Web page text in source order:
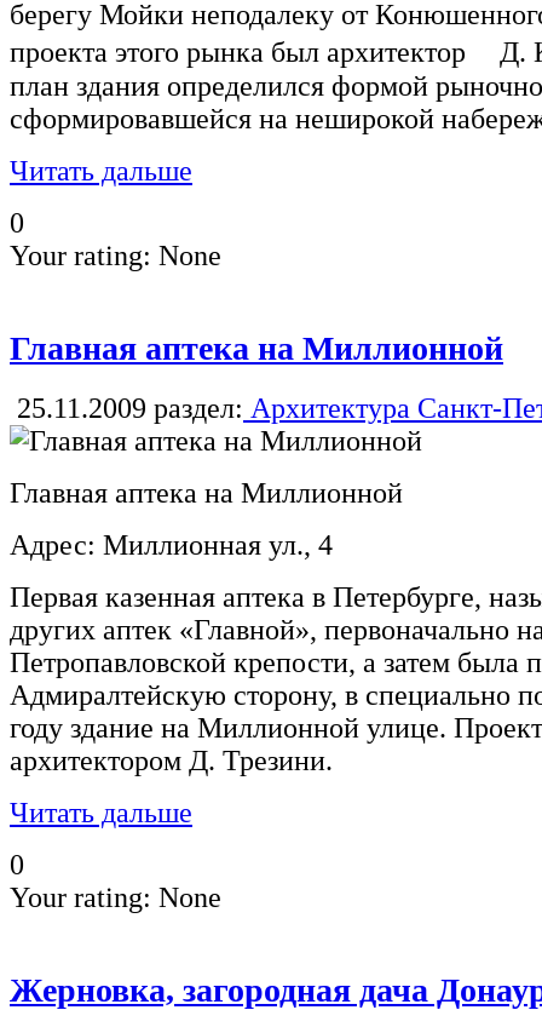
берегу Мойки неподалеку от
проекта этого рынка был архитектор
план здания определился формой
сформировавшейся на неширокой
Читать дальше
0
Your rating: None
Главная аптека на Миллионной
25.11.2009 раздел: Архитектура Санкт-
Главная аптека на Миллионной
Адрес: Миллионная ул., 4
Первая казенная аптека в Петербурге,
других аптек «Главной», первоначально
Петропавловской крепости, а затем была
Адмиралтейскую сторону, в специально
году здание на Миллионной улице.
архитектором Д. Трезини.
Читать дальше
0
Your rating: None
Жерновка, загородная дача